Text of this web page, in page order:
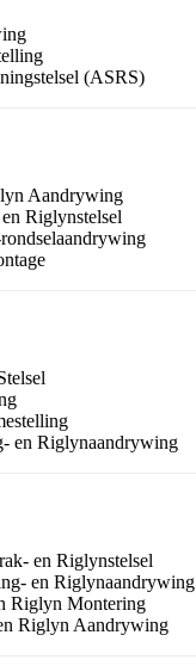
(ASRS)
Aandrywing
Riglynstelsel
en Riglynaandrywing
en Riglynstelsel
en Riglynaandrywing
Riglyn Montering
Riglyn Aandrywing